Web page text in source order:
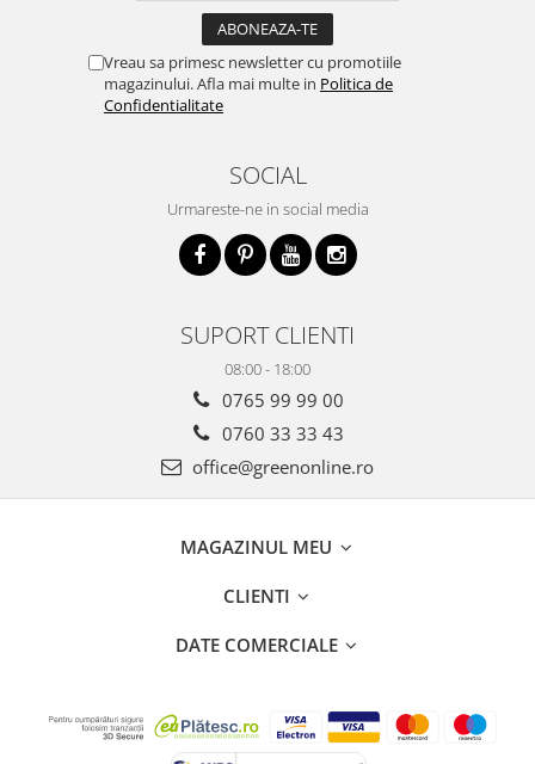
Vreau sa primesc newsletter cu promotiile
magazinului. Afla mai multe in Politica de
Confidentialitate
SOCIAL
Urmareste-ne in social media
SUPORT CLIENTI
08:00 - 18:00
0765 99 99 00
0760 33 33 43
office@greenonline.ro
MAGAZINUL MEU
CLIENTI
DATE COMERCIALE